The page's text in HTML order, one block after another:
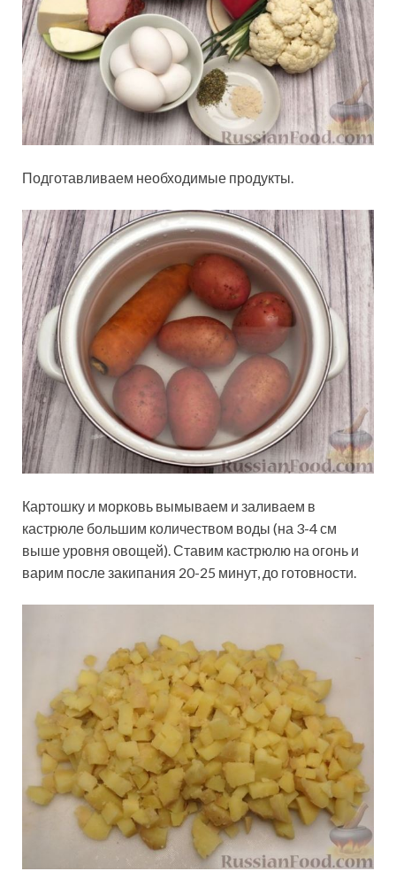
Подготавливаем необходимые продукты.
Картошку и морковь вымываем и заливаем в
кастрюле большим количеством воды (на 3-4 см
выше уровня овощей). Ставим кастрюлю на огонь и
варим после закипания 20-25 минут, до готовности.